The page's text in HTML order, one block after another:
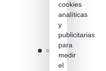
cookies
analíticas
y
publicitarias
para
medir
el